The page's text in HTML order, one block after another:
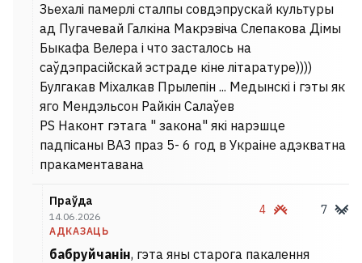
Зьехалі памерлі сталпы совдэпрускай культуры
ад Пугачевай Галкіна Макрэвіча Слепакова Дімы
Быкафа Велера і что засталось на
саўдэпрасійскай эстраде кіне літаратуре))))
Булгакав Міхалкав Прылепін ... Медынскі і гэты як
яго Мендэльсон Райкін Салаўев
PS Наконт гэтага " закона" які нарэшце
падпісаны ВАЗ праз 5- 6 год в Украіне адэкватна
пракаментавана
Праўда
14.06.2026
АДКАЗАЦЬ
4 7
бабруйчанін, гэта яны старога пакалення